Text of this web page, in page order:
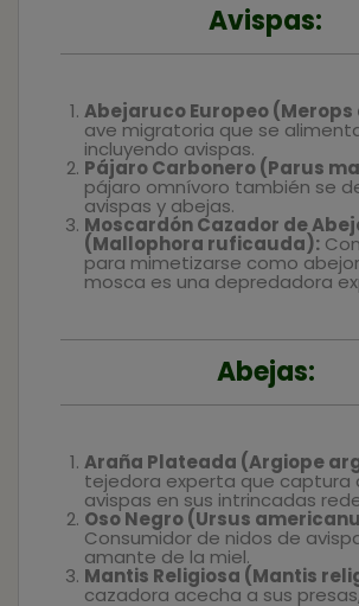
Avispas:
Abejaruco Europeo
ave migratoria que se
incluyendo avispas.
Pájaro Carbonero (Parus
pájaro omnívoro también se
avispas y abejas.
Moscardón Cazador de
(Mallophora ruficauda):
para mimetizarse como
mosca es una depredadora
Abejas:
Araña Plateada (Argiope
tejedora experta que captura
avispas en sus intrincadas
Oso Negro (Ursus
Consumidor de nidos de
amante de la miel.
Mantis Religiosa (Mantis
cazadora acecha a sus